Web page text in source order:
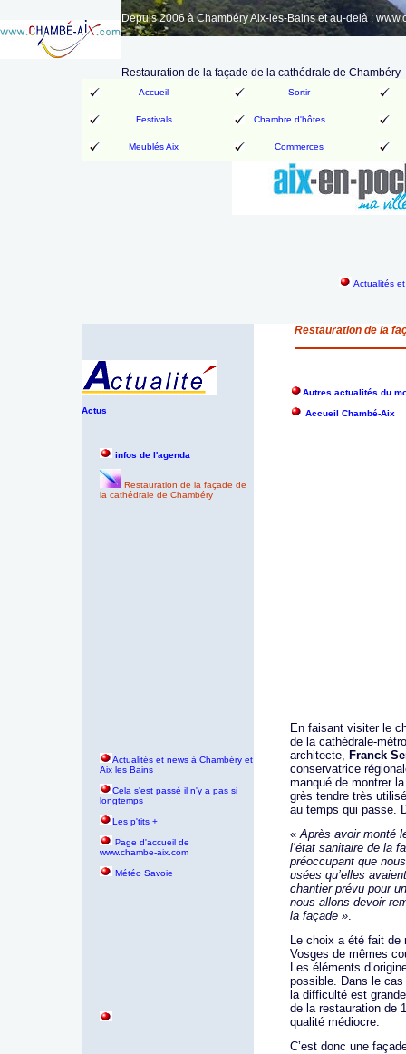
Depuis 2006 à Chambéry Aix-les-Bains et au-delà :
Restauration de la façade de la cathédrale de Chambéry
Accueil Sortir
Festivals Chambre d'hôtes
Meublés Aix Commerces
Actualités
Restauration de la
Actus
Autres actualités du
Accueil Chambé-Aix
infos de l'agenda
Restauration de la façade de
la cathédrale de Chambéry
Actualités et news à Chambéry et
Aix les Bains
Cela s'est passé il n'y a pas si
longtemps
Les p'tits +
Page d'accueil de
www.chambe-aix.com
Météo Savoie
En faisant visiter le
de la cathédrale-
architecte, Franck
conservatrice
manqué de montrer
grès tendre très
au temps qui passe.
«Après avoir monté
l’état sanitaire de la
préoccupant que
usées qu’elles
chantier prévu pour
nous allons devoir
la façade ».
Le choix a été fait de
Vosges de mêmes
Les éléments
possible. Dans le
la difficulté est
de la restauration de
qualité médiocre.
C’est donc une